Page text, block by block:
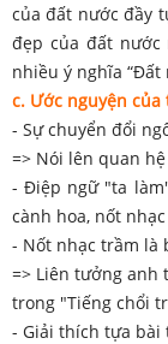
của đất nước đầy
đẹp của đất nước
nhiều ý nghĩa
c. Ước nguyện của
- Sự chuyển đổi
=> Nói lên quan
- Điệp ngữ "ta
cành hoa, nốt
- Nốt nhạc trầm là
=> Liên tưởng anh
trong "Tiếng chổi
- Giải thích tựa bài